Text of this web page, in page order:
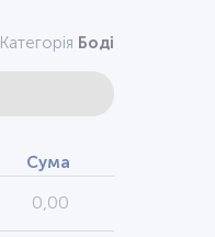
Категорія Боді
Сума
0,00